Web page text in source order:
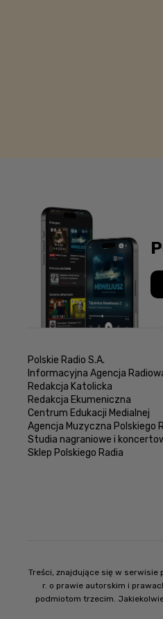
Polskie Radio S.A.
Informacyjna Agencja
Redakcja Katolicka
Redakcja Ekumeniczna
Centrum Edukacji Medialnej
Agencja Muzyczna Polskiego
Studia nagraniowe i
Sklep Polskiego Radia
Treści, znajdujące się w
r. o prawie autorskim i
podmiotom trzecim.